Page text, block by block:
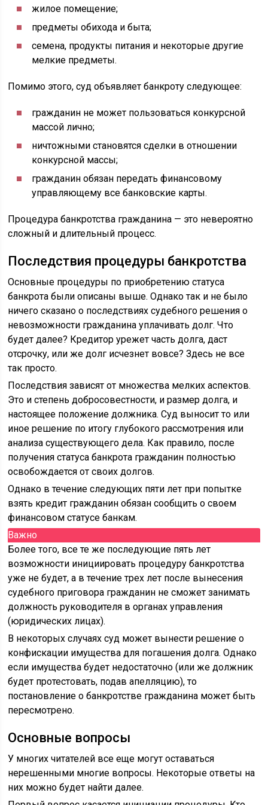
жилое помещение;
предметы обихода и быта;
семена, продукты питания и некоторые другие
мелкие предметы.
Помимо этого, суд объявляет банкроту следующее:
гражданин не может пользоваться конкурсной
массой лично;
ничтожными становятся сделки в отношении
конкурсной массы;
гражданин обязан передать финансовому
управляющему все банковские карты.
Процедура банкротства гражданина — это невероятно
сложный и длительный процесс.
Последствия процедуры банкротства
Основные процедуры по приобретению статуса
банкрота были описаны выше. Однако так и не было
ничего сказано о последствиях судебного решения о
невозможности гражданина уплачивать долг. Что
будет далее? Кредитор урежет часть долга, даст
отсрочку, или же долг исчезнет вовсе? Здесь не все
так просто.
Последствия зависят от множества мелких аспектов.
Это и степень добросовестности, и размер долга, и
настоящее положение должника. Суд выносит то или
иное решение по итогу глубокого рассмотрения или
анализа существующего дела. Как правило, после
получения статуса банкрота гражданин полностью
освобождается от своих долгов.
Однако в течение следующих пяти лет при попытке
взять кредит гражданин обязан сообщить о своем
финансовом статусе банкам.
Важно
Более того, все те же последующие пять лет
возможности инициировать процедуру банкротства
уже не будет, а в течение трех лет после вынесения
судебного приговора гражданин не сможет занимать
должность руководителя в органах управления
(юридических лицах).
В некоторых случаях суд может вынести решение о
конфискации имущества для погашения долга. Однако
если имущества будет недостаточно (или же должник
будет протестовать, подав апелляцию), то
постановление о банкротстве гражданина может быть
пересмотрено.
Основные вопросы
У многих читателей все еще могут оставаться
нерешенными многие вопросы. Некоторые ответы на
них можно будет найти далее.